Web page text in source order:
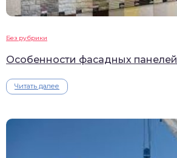
Без рубрики
Особенности фасадных панелей
Читать далее